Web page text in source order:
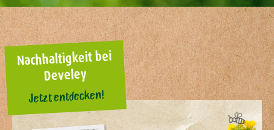
Nachhaltigkeit bei
Develey
Jetzt entdecken!